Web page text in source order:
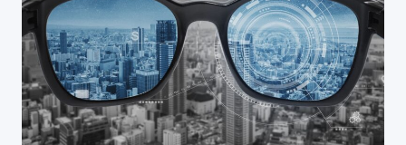
И
КАК